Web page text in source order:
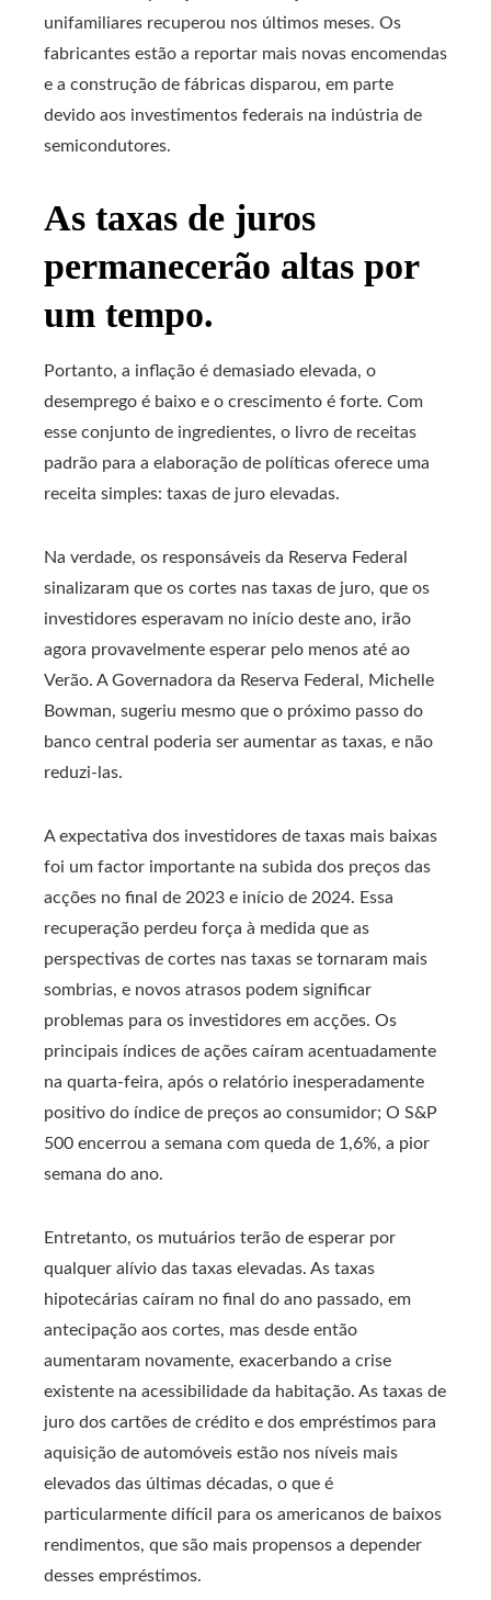
unifamiliares recuperou nos últimos meses. Os
fabricantes estão a reportar mais novas encomendas
e a construção de fábricas disparou, em parte
devido aos investimentos federais na indústria de
semicondutores.
As taxas de juros
permanecerão altas por
um tempo.
Portanto, a inflação é demasiado elevada, o
desemprego é baixo e o crescimento é forte. Com
esse conjunto de ingredientes, o livro de receitas
padrão para a elaboração de políticas oferece uma
receita simples: taxas de juro elevadas.
Na verdade, os responsáveis ​​da Reserva Federal
sinalizaram que os cortes nas taxas de juro, que os
investidores esperavam no início deste ano, irão
agora provavelmente esperar pelo menos até ao
Verão. A Governadora da Reserva Federal, Michelle
Bowman, sugeriu mesmo que o próximo passo do
banco central poderia ser aumentar as taxas, e não
reduzi-las.
A expectativa dos investidores de taxas mais baixas
foi um factor importante na subida dos preços das
acções no final de 2023 e início de 2024. Essa
recuperação perdeu força à medida que as
perspectivas de cortes nas taxas se tornaram mais
sombrias, e novos atrasos podem significar
problemas para os investidores em acções. Os
principais índices de ações caíram acentuadamente
na quarta-feira, após o relatório inesperadamente
positivo do índice de preços ao consumidor; O S&P
500 encerrou a semana com queda de 1,6%, a pior
semana do ano.
Entretanto, os mutuários terão de esperar por
qualquer alívio das taxas elevadas. As taxas
hipotecárias caíram no final do ano passado, em
antecipação aos cortes, mas desde então
aumentaram novamente, exacerbando a crise
existente na acessibilidade da habitação. As taxas de
juro dos cartões de crédito e dos empréstimos para
aquisição de automóveis estão nos níveis mais
elevados das últimas décadas, o que é
particularmente difícil para os americanos de baixos
rendimentos, que são mais propensos a depender
desses empréstimos.